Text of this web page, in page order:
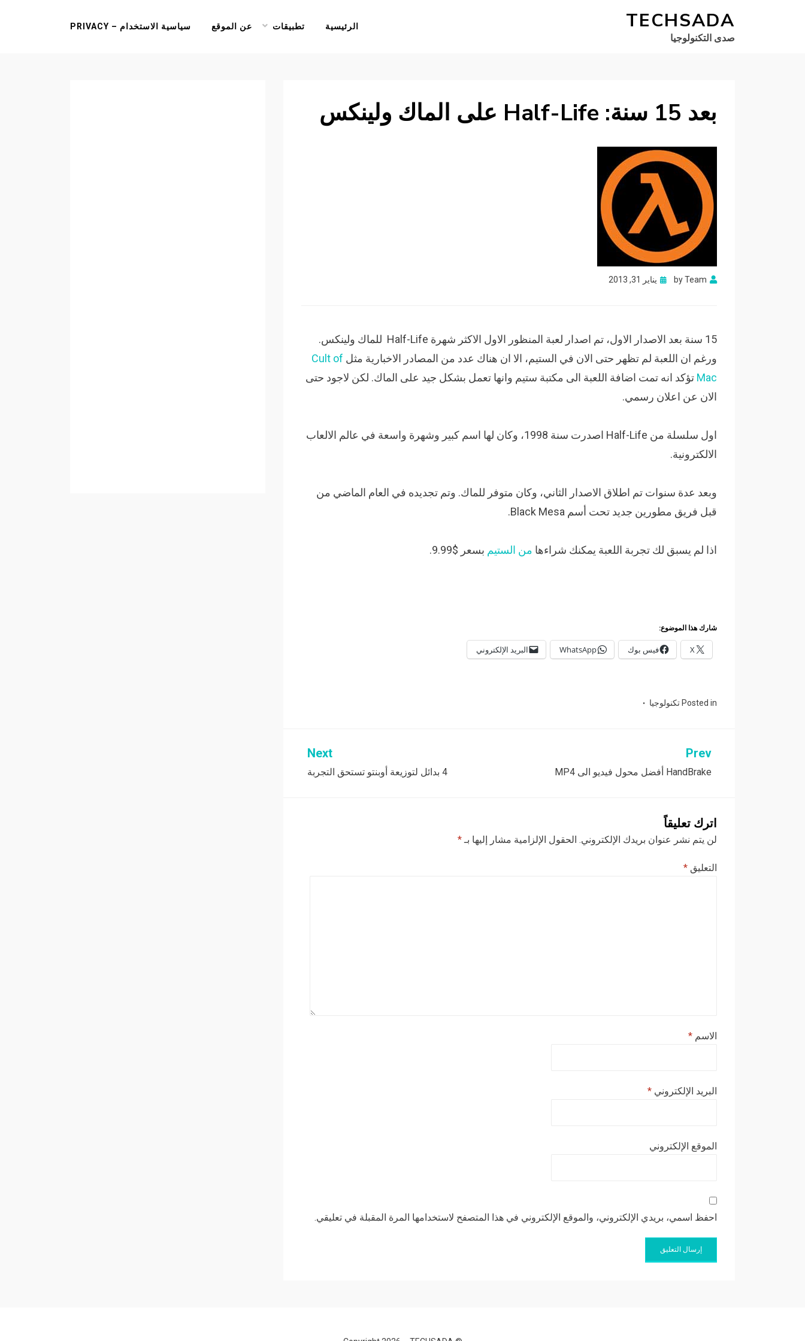
TECHSADA
صدى التكنولوجيا
الرئيسية تطبيقات عن الموقع سياسية الاستخدام – PRIVACY
بعد 15 سنة: Half-Life على الماك ولينكس
byTeam
Posted
يناير 31, 2013
15 سنة بعد الاصدار الاول، تم اصدار لعبة المنظور الاول الاكثر شهرة Half-Life للماك ولينكس.
ورغم ان اللعبة لم تظهر حتى الان في الستيم، الا ان هناك عدد من المصادر الاخبارية مثل Cult of
Mac تؤكد انه تمت اضافة اللعبة الى مكتبة ستيم وانها تعمل بشكل جيد على الماك. لكن لاجود حتى
الان عن اعلان رسمي.
اول سلسلة من Half-Life اصدرت سنة 1998، وكان لها اسم كبير وشهرة واسعة في عالم الالعاب
الالكترونية.
وبعد عدة سنوات تم اطلاق الاصدار الثاني، وكان متوفر للماك. وتم تجديده في العام الماضي من
قبل فريق مطورين جديد تحت أسم Black Mesa.
اذا لم يسبق لك تجربة اللعبة يمكنك شراءها من الستيم بسعر $9.99.
شارك هذا الموضوع:
X فيس بوك WhatsApp البريد الإلكتروني
Posted in تكنولوجيا
تصفّح
المقالات
Prev
HandBrake أفضل محول فيديو الى MP4
Next
4 بدائل لتوزيعة أوبنتو تستحق التجربة
اترك تعليقاً
لن يتم نشر عنوان بريدك الإلكتروني. الحقول الإلزامية مشار إليها بـ*
التعليق *
الاسم *
البريد الإلكتروني *
الموقع الإلكتروني
احفظ اسمي، بريدي الإلكتروني، والموقع الإلكتروني في هذا المتصفح لاستخدامها المرة المقبلة في تعليقي.